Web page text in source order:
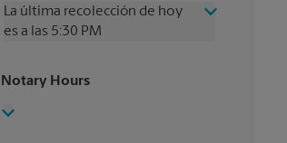
Sábado
12:00 PM
Domingo
Sin Recolección
La última recolección de hoy
es a las 5:30 PM
Jueves
Viernes
Notary Hours